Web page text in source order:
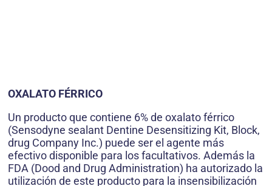
OXALATO FÉRRICO
Un producto que contiene 6% de oxalato férrico
(Sensodyne sealant Dentine Desensitizing Kit, Block,
drug Company Inc.) puede ser el agente más
efectivo disponible para los facultativos. Además la
FDA (Dood and Drug Administration) ha autorizado la
utilización de este producto para la insensibilización